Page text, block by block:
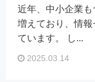
近年、中小企業
増えており、情
ています。 し...
2025.03.14